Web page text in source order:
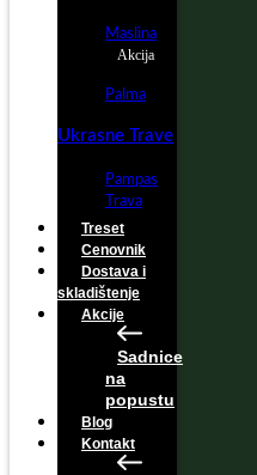
Maslina
Akcija
Palma
Ukrasne Trave
Pampas
Trava
Treset
Cenovnik
Dostava i
skladištenje
Akcije
Sadnice
na
popustu
Blog
Kontakt